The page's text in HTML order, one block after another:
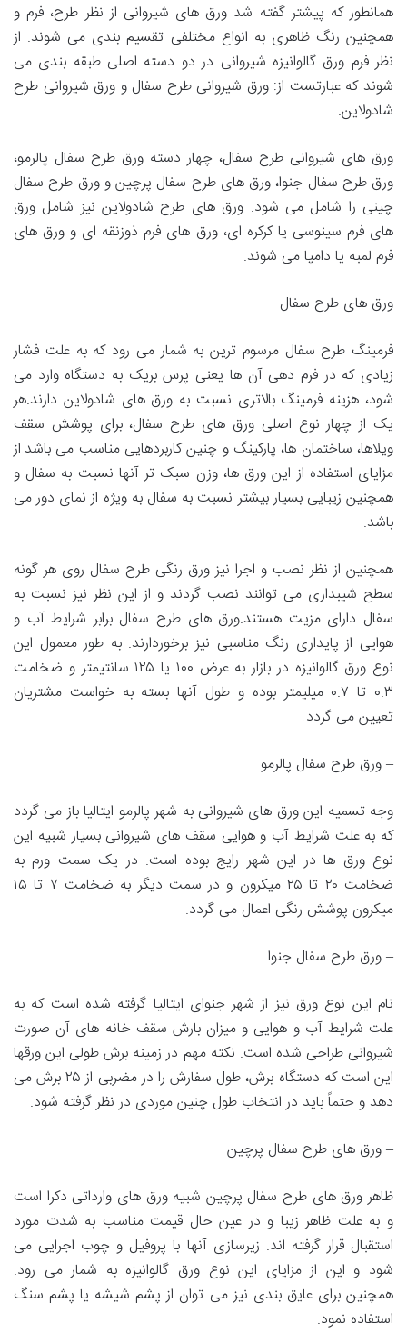
همانطور که پیشتر گفته شد ورق های شیروانی از نظر طرح، فرم و
همچنین رنگ ظاهری به انواع مختلفی تقسیم بندی می شوند. از
نظر فرم ورق گالوانیزه شیروانی در دو دسته اصلی طبقه بندی می
شوند که عبارتست از: ورق شیروانی طرح سفال و ورق شیروانی طرح
شادولاین.
ورق های شیروانی طرح سفال، چهار دسته ورق طرح سفال پالرمو،
ورق طرح سفال جنوا، ورق های طرح سفال پرچین و ورق طرح سفال
چینی را شامل می شود. ورق های طرح شادولاین نیز شامل ورق
های فرم سینوسی یا کرکره ای، ورق های فرم ذوزنقه ای و ورق های
فرم لمبه یا دامپا می شوند.
ورق های طرح سفال
فرمینگ طرح سفال مرسوم ترین به شمار می ‌رود که به علت فشار
زیادی که در فرم دهی آن ها یعنی پرس بریک به دستگاه وارد می
شود، هزینه فرمینگ بالاتری نسبت به ورق های شادولاین دارند.هر
یک از چهار نوع اصلی ورق های طرح سفال، برای پوشش سقف
ویلاها، ساختمان ها، پارکینگ و چنین کاربردهایی مناسب می باشد.از
مزایای استفاده از این ورق ها، وزن سبک تر آنها نسبت به سفال و
همچنین زیبایی بسیار بیشتر نسبت به سفال به ویژه از نمای دور می
باشد.
همچنین از نظر نصب و اجرا نیز ورق رنگی طرح سفال روی هر گونه
سطح شیبداری می توانند نصب گردند و از این نظر نیز نسبت به
سفال دارای مزیت هستند.ورق های طرح سفال برابر شرایط آب و
هوایی از پایداری رنگ مناسبی نیز برخوردارند. به طور معمول این
نوع ورق گالوانیزه در بازار به عرض ۱۰۰ یا ۱۲۵ سانتیمتر و ضخامت
۰.۳ تا ۰.۷ میلیمتر بوده و طول آنها بسته به خواست مشتریان
تعیین می گردد.
– ورق طرح سفال پالرمو
وجه تسمیه این ورق های شیروانی به شهر پالرمو ایتالیا باز می گردد
که به علت شرایط آب و هوایی سقف های شیروانی بسیار شبیه این
نوع ورق ها در این شهر رایج بوده است. در یک سمت ورم به
ضخامت ۲۰ تا ۲۵ میکرون و در سمت دیگر به ضخامت ۷ تا ۱۵
میکرون پوشش رنگی اعمال می گردد.
– ورق طرح سفال جنوا
نام این نوع ورق نیز از شهر جنوای ایتالیا گرفته شده است که به
علت شرایط آب و هوایی و میزان بارش سقف خانه های آن صورت
شیروانی طراحی شده است. نکته مهم در زمینه برش طولی این ورقها
این است که دستگاه برش، طول سفارش را در مضربی از ۲۵ برش می
دهد و حتماً باید در انتخاب طول چنین موردی در نظر گرفته شود.
– ورق های طرح سفال پرچین
ظاهر ورق های طرح سفال پرچین شبیه ورق های وارداتی دکرا است
و به علت ظاهر زیبا و در عین حال قیمت مناسب به شدت مورد
استقبال قرار گرفته اند. زیرسازی آنها با پروفیل و چوب اجرایی می
‌شود و این از مزایای این نوع ورق گالوانیزه به شمار می رود.
همچنین برای عایق بندی نیز می توان از پشم شیشه یا پشم سنگ
استفاده نمود.